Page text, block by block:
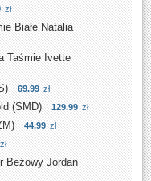
zł
Białe Natalia
Taśmie Ivette
69.99 zł
(SMD) 129.99 zł
44.99 zł
zł
Beżowy Jordan